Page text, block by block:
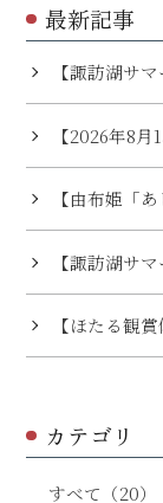
最新記事
【諏訪湖サ
れます
【2026年8
約について
す。
【由布姫「
【諏訪湖サ
【ほたる観
カテゴリ
すべて（20）